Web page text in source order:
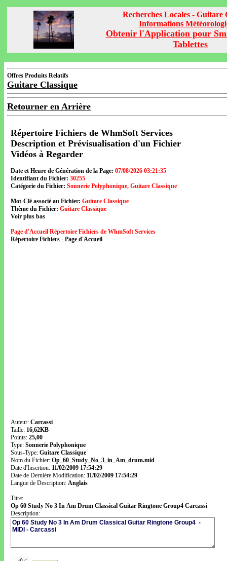
Recherches Locales - Guitare
Informations
Obtenir l'Application pour
Tablettes
Offres Produits Relatifs
Guitare Classique
Retourner en Arrière
Répertoire Fichiers de WhmSoft Services
Description et Prévisualisation d'un Fichier
Vidéos à Regarder
Date et Heure de Génération de la Page: 07/08/2026 03:21:35
Identifiant du Fichier: 30255
Catégorie du Fichier: Sonnerie Polyphonique, Guitare Classique
Mot-Clé associé au Fichier: Guitare Classique
Thème du Fichier: Guitare Classique
Voir plus bas
Page d'Accueil Répertoire Fichiers de WhmSoft Services
Répertoire Fichiers - Page d'Accueil
Auteur: Carcassi
Taille: 16,62KB
Points: 25,00
Type: Sonnerie Polyphonique
Sous-Type: Guitare Classique
Nom du Fichier: Op_60_Study_No_3_in_Am_drum.mid
Date d'Insertion: 11/02/2009 17:54:29
Date de Dernière Modification: 11/02/2009 17:54:29
Langue de Description: Anglais
Titre:
Op 60 Study No 3 In Am Drum Classical Guitar Ringtone Group4 Carcassi
Description: